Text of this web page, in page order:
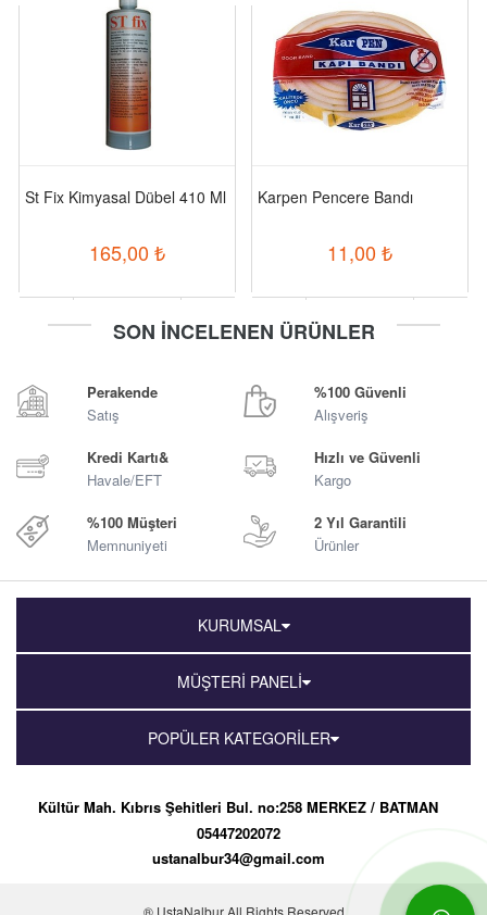
St Fix Kimyasal Dübel 410 Ml
165,00 ₺
Karpen Pencere Bandı
11,00 ₺
SON İNCELENEN ÜRÜNLER
Perakende
Satış
%100 Güvenli
Alışveriş
Kredi Kartı&
Havale/EFT
Hızlı ve Güvenli
Kargo
%100 Müşteri
Memnuniyeti
2 Yıl Garantili
Ürünler
KURUMSAL
MÜŞTERİ PANELİ
POPÜLER KATEGORİLER
Kültür Mah. Kıbrıs Şehitleri Bul. no:258 MERKEZ / BATMAN
05447202072
ustanalbur34@gmail.com
® UstaNalbur All Rights Reserved